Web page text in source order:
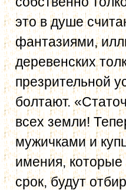
это в душе
фантазиями,
деревенских
презрительной
болтают.
всех земли!
мужичками и
имения, которые
срок, будут